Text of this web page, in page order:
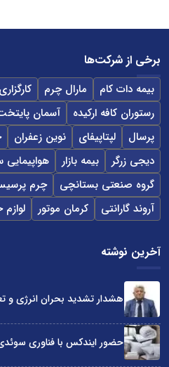
برخی از شرکت‌ها
بیمه دات کام مارال چرم
رستوران کافه ارکیده
آسمان
پرسال
لپتاپیفای نوین زعفران
دیجی زرگر
بیمه بازار
هواپیمایی
گروه صنعتی بستانچی
چرم
آروند گارانتی
کرمان موتور
آخرین نوشته
هشدار تشدید بحران انرژی و
حضور ایندکس با فناوری